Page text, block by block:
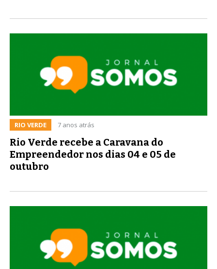
RIO VERDE 7 anos atrás
Rio Verde recebe a Caravana do
Empreendedor nos dias 04 e 05 de
outubro